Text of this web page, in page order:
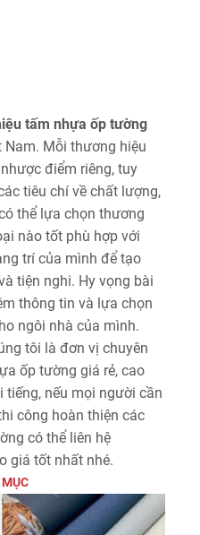
tấm nhựa ốp tường
Mỗi thương hiệu
điểm riêng, tuy
tiêu chí về chất lượng,
thể lựa chọn thương
nào tốt phù hợp với
trí của mình để tạo
tiện nghi. Hy vọng bài
thông tin và lựa chọn
ngôi nhà của mình.
tôi là đơn vị chuyên
ốp tường giá rẻ, cao
nếu mọi người cần
công hoàn thiện các
có thể liên hệ
giá tốt nhất nhé.